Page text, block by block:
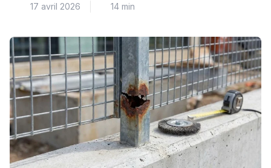
pour sécuriser votre terrain. Cette situation se
doit être protégé. Toutefois, le bail de location
impose généralement une remise en état des lieux en
fin de contrat. Les solutions de clôture sans béton
offrent alors une réponse […]
17 avril 2026 14 min